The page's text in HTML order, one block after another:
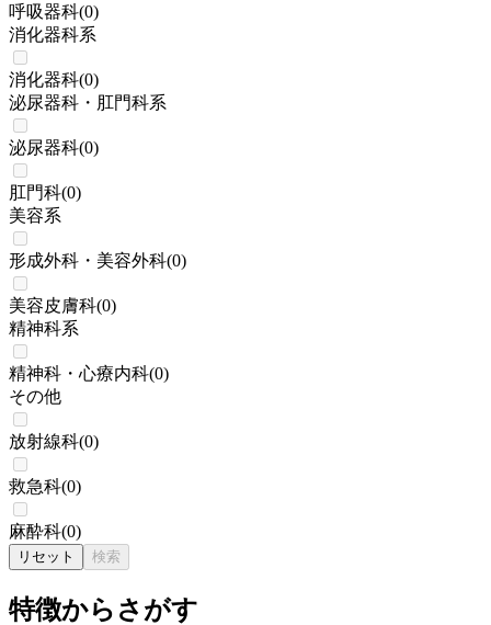
呼吸器科(0)
消化器科系
消化器科(0)
泌尿器科・肛門科系
泌尿器科(0)
肛門科(0)
美容系
形成外科・美容外科(0)
美容皮膚科(0)
精神科系
精神科・心療内科(0)
その他
放射線科(0)
救急科(0)
麻酔科(0)
リセット 検索
特徴からさがす